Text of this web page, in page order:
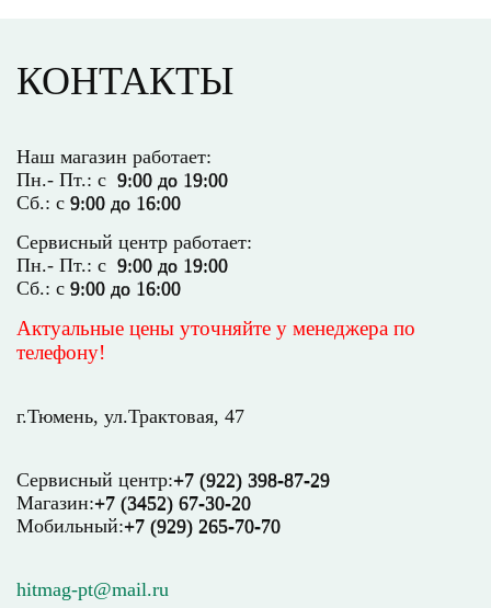
КОНТАКТЫ
Наш магазин работает:
Пн.- Пт.: с 9:00 до 19:00
Сб.: с 9:00 до 16:00
Сервисный центр работает:
Пн.- Пт.: с 9:00 до 19:00
Сб.: с 9:00 до 16:00
Актуальные цены уточняйте у менеджера по
телефону!
г.Тюмень, ул.Трактовая, 47
Сервисный центр:+7 (922) 398-87-29
Магазин:+7 (3452) 67-30-20
Мобильный:+7 (929) 265-70-70
hitmag-pt@mail.ru